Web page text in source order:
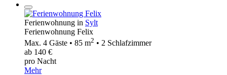
Ferienwohnung in Sylt
Ferienwohnung Felix
Max. 4 Gäste • 85 m2 • 2 Schlafzimmer
ab 140 €
pro Nacht
Mehr